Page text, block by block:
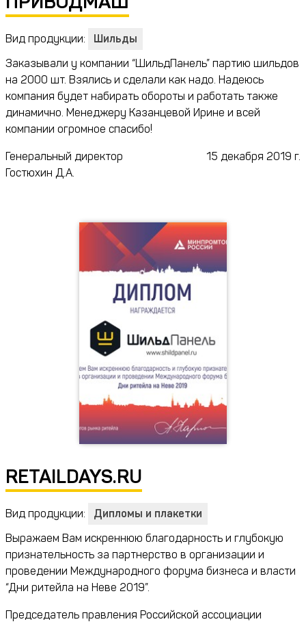
Вид продукции:
Шильды
Заказывали у компании “ШильдПанель” партию шильдов
на 2000 шт. Взялись и сделали как надо. Надеюсь
компания будет набирать обороты и работать также
динамично. Менеджеру Казанцевой Ирине и всей
компании огромное спасибо!
Генеральный директор
Гостюхин Д.А.
15 декабря 2019 г.
RETAILDAYS.RU
Вид продукции:
Дипломы и плакетки
Выражаем Вам искреннюю благодарность и глубокую
признательность за партнерство в организации и
проведении Международного форума бизнеса и власти
“Дни ритейла на Неве 2019”.
Председатель правления Российской ассоциации